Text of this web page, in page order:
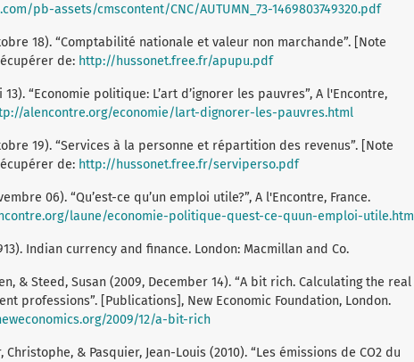
pb-assets/cmscontent/CNC/AUTUMN_73-1469803749320.pdf
18). “Comptabilité nationale et valeur non marchande”. [Note
de: http://hussonet.free.fr/apupu.pdf
13). “Economie politique: L’art d’ignorer les pauvres”, A l'Encontre,
alencontre.org/economie/lart-dignorer-les-pauvres.html
19). “Services à la personne et répartition des revenus”. [Note
de: http://hussonet.free.fr/serviperso.pdf
06). “Qu’est-ce qu’un emploi utile?”, A l'Encontre, France.
laune/economie-politique-quest-ce-quun-emploi-
Indian currency and finance. London: Macmillan and Co.
& Steed, Susan (2009, December 14). “A bit rich. Calculating the real
professions”. [Publications], New Economic Foundation, London.
2009/12/a-bit-rich
Christophe, & Pasquier, Jean-Louis (2010). “Les émissions de CO2 du